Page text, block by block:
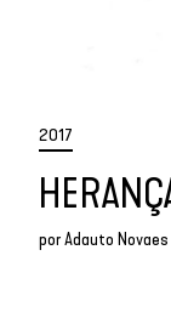
2017
porAdauto Novaes